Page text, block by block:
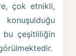
çok etnikli,
bu çeşitliliğin